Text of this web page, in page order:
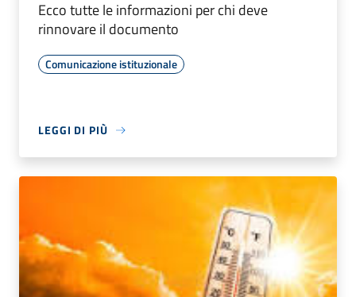
Ecco tutte le informazioni per chi deve
rinnovare il documento
Comunicazione istituzionale
LEGGI DI PIÙ